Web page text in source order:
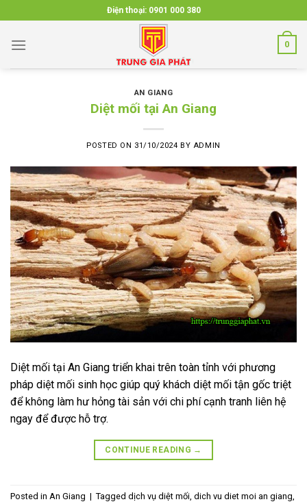
to
content
Điện thoại: 0901 000 380
0
AN GIANG
Diệt mối tại An Giang
POSTED ON 31/10/2024 BY ADMIN
Diệt mối tại An Giang triển khai trên toàn tỉnh với phương
pháp diệt mối sinh học giúp quý khách diệt mối tận gốc triệt
để không làm hư hỏng tài sản với chi phí cạnh tranh liên hệ
ngay để được hỗ trợ.
CONTINUE READING →
Posted in An Giang | Tagged dịch vụ diệt mối, dich vu diet moi an giang,